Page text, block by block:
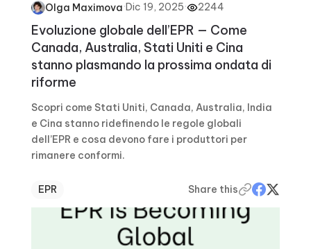
Olga Maximova·Dic 19, 2025· 2244
Evoluzione globale dell’EPR — Come
Canada, Australia, Stati Uniti e Cina
stanno plasmando la prossima ondata di
riforme
Scopri come Stati Uniti, Canada, Australia, India
e Cina stanno ridefinendo le regole globali
dell’EPR e cosa devono fare i produttori per
rimanere conformi.
EPR Share this